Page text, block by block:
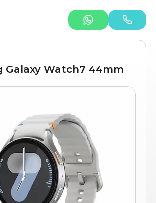
Galaxy Watch7 44mm